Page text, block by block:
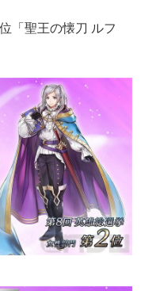
「聖王の懐刀 ルフ